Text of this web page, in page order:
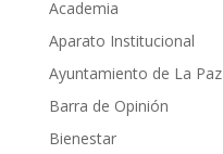
Academia
Aparato Institucional
Ayuntamiento de La Paz
Barra de Opinión
Bienestar